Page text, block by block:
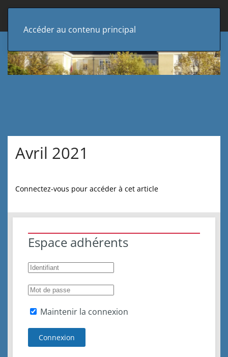
Accéder au contenu principal
Avril 2021
Connectez-vous pour accéder à cet article
Espace adhérents
Maintenir la connexion
Connexion